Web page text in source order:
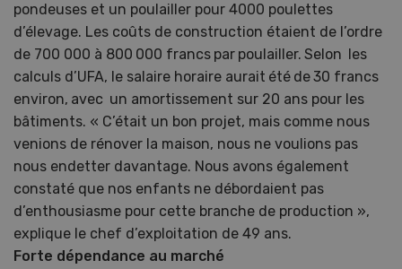
pondeuses et un poulailler pour 4000 poulettes
d’élevage. Les coûts de construction étaient de l’ordre
de 700 000 à 800 000 francs par poulailler. Selon les
calculs d’UFA, le salaire horaire aurait été de 30 francs
environ, avec un amortissement sur 20 ans pour les
bâtiments. « C’était un bon projet, mais comme nous
venions de rénover la maison, nous ne voulions pas
nous endetter davantage. Nous avons également
constaté que nos enfants ne débordaient pas
d’enthousiasme pour cette branche de production »,
explique le chef d’exploitation de 49 ans.
Forte dépendance au marché